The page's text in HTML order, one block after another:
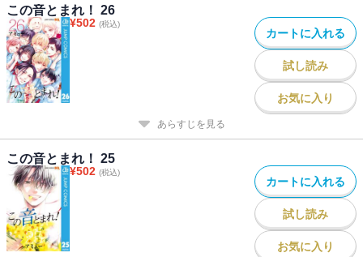
この音とまれ！ 26
¥502 (税込)
カートに入れる
試し読み
お気に入り
あらすじを見る
この音とまれ！ 25
¥502 (税込)
カートに入れる
試し読み
お気に入り